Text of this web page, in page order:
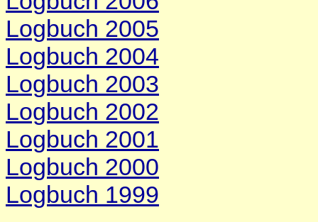
Logbuch 2005
Logbuch 2004
Logbuch 2003
Logbuch 2002
Logbuch 2001
Logbuch 2000
Logbuch 1999